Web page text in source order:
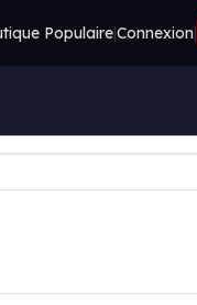
Populaire|Connexion|